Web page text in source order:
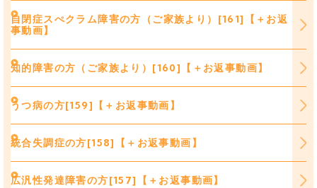
自閉症スぺクラム障害の方（ご家族より）[161]【＋お返
事動画】
知的障害の方（ご家族より）[160]【＋お返事動画】
うつ病の方[159]【＋お返事動画】
統合失調症の方[158]【＋お返事動画】
広汎性発達障害の方[157]【＋お返事動画】